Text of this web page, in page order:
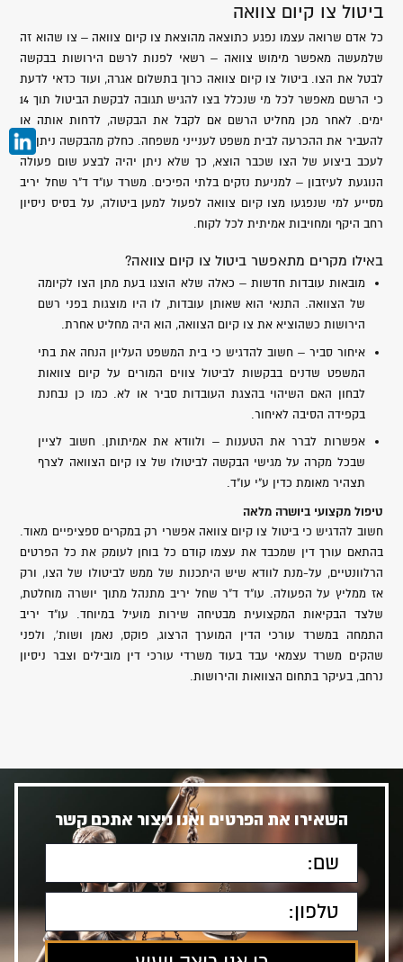
ביטול צו קיום צוואה
כל אדם שרואה עצמו נפגע כתוצאה מהוצאת צו קיום צוואה – צו שהוא זה
שלמעשה מאפשר מימוש צוואה – רשאי לפנות לרשם הירושות בבקשה
לבטל את הצו. ביטול צו קיום צוואה כרוך בתשלום אגרה, ועוד כדאי לדעת
כי הרשם מאפשר לכל מי שנכלל בצו להגיש תגובה לבקשת הביטול תוך 14
ימים. לאחר מכן מחליט הרשם אם לקבל את הבקשה, לדחות אותה או
להעביר את ההכרעה לבית משפט לענייני משפחה. כחלק מהבקשה ניתן גם
לעכב ביצוע של הצו שכבר הוצא, כך שלא ניתן יהיה לבצע שום פעולה
הנוגעת לעיזבון – למניעת נזקים בלתי הפיכים. משרד עו"ד ד"ר שחל יריב
מסייע למי שנפגעו מצו קיום צוואה לפעול למען ביטולה, על בסיס ניסיון
רחב היקף ומחויבות אמיתית לכל לקוח.
באילו מקרים מתאפשר ביטול צו קיום צוואה?
מובאות עובדות חדשות – כאלה שלא הוצגו בעת מתן הצו לקיומה
של הצוואה. התנאי הוא שאותן עובדות, לו היו מוצגות בפני רשם
הירושות כשהוציא את צו קיום הצוואה, הוא היה מחליט אחרת.
איחור סביר – חשוב להדגיש כי בית המשפט העליון הנחה את בתי
המשפט שדנים בבקשות לביטול צווים המורים על קיום צוואות
לבחון האם השיהוי בהצגת העובדות סביר או לא. כמו כן נבחנת
בקפידה הסיבה לאיחור.
אפשרות לברר את הטענות – ולוודא את אמיתותן. חשוב לציין
שבכל מקרה על מגישי הבקשה לביטולו של צו קיום הצוואה לצרף
תצהיר מאומת כדין ע"י עו"ד.
טיפול מקצועי ביושרה מלאה
חשוב להדגיש כי ביטול צו קיום צוואה אפשרי רק במקרים ספציפיים מאוד.
בהתאם עורך דין שמכבד את עצמו קודם כל בוחן לעומק את כל הפרטים
הרלוונטיים, על-מנת לוודא שיש היתכנות של ממש לביטולו של הצו, ורק
אז ממליץ על הפעולה. עו"ד ד"ר שחל יריב מתנהל מתוך יושרה מוחלטת,
שלצד הבקיאות המקצועית מבטיחה שירות מועיל במיוחד. עו"ד יריב
התמחה במשרד עורכי הדין המוערך הרצוג, פוקס, נאמן ושות', ולפני
שהקים משרד עצמאי עבד בעוד משרדי עורכי דין מובילים וצבר ניסיון
נרחב, בעיקר בתחום הצוואות והירושות.
השאירו את הפרטים ואנו ניצור אתכם קשר